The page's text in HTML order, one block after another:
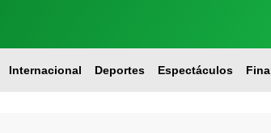
Internacional Deportes Espectáculos